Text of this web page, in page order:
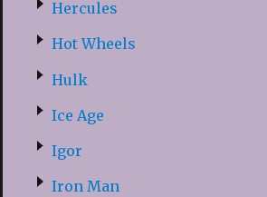
Hercules
Hot Wheels
Hulk
Ice Age
Igor
Iron Man